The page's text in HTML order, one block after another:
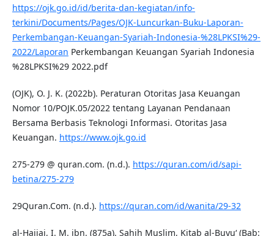
https://ojk.go.id/id/berita-dan-kegiatan/info-
terkini/Documents/Pages/OJK-Luncurkan-Buku-Laporan-
Perkembangan-Keuangan-Syariah-Indonesia-%28LPKSI%29-
2022/Laporan Perkembangan Keuangan Syariah Indonesia
%28LPKSI%29 2022.pdf
(OJK), O. J. K. (2022b). Peraturan Otoritas Jasa Keuangan
Nomor 10/POJK.05/2022 tentang Layanan Pendanaan
Bersama Berbasis Teknologi Informasi. Otoritas Jasa
Keuangan. https://www.ojk.go.id
275-279 @ quran.com. (n.d.). https://quran.com/id/sapi-
betina/275-279
29Quran.Com. (n.d.). https://quran.com/id/wanita/29-32
al-Hajjaj, I. M. ibn. (875a). Sahih Muslim, Kitab al-Buyu‘ (Bab: